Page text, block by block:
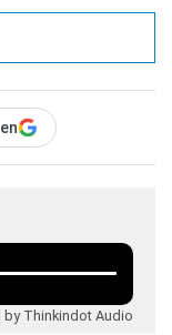
by Thinkindot Audio